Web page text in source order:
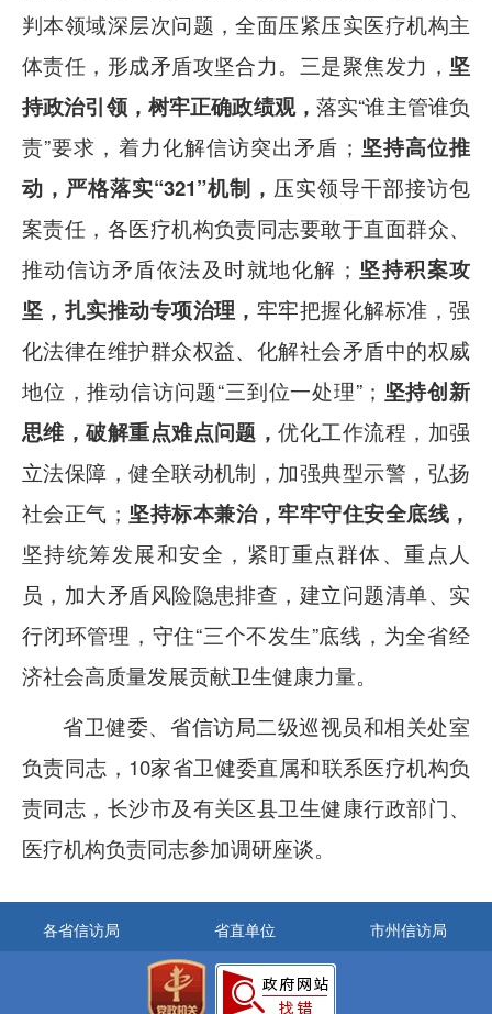
判本领域深层次问题，全面压紧压实医疗机构主
体责任，形成矛盾攻坚合力。三是聚焦发力， 坚
持政治引领，树牢正确政绩观， 落实“谁主管谁负
责”要求，着力化解信访突出矛盾； 坚持高位推
动，严格落实“321”机制， 压实领导干部接访包
案责任，各医疗机构负责同志要敢于直面群众、
推动信访矛盾依法及时就地化解； 坚持积案攻
坚，扎实推动专项治理， 牢牢把握化解标准，强
化法律在维护群众权益、化解社会矛盾中的权威
地位，推动信访问题“三到位一处理”； 坚持创新
思维，破解重点难点问题，优化工作流程，加强
立法保障，健全联动机制，加强典型示警，弘扬
社会正气； 坚持标本兼治，牢牢守住安全底线，
坚持统筹发展和安全，紧盯重点群体、重点人
员，加大矛盾风险隐患排查，建立问题清单、实
行闭环管理，守住“三个不发生”底线，为全省经
济社会高质量发展贡献卫生健康力量。
省卫健委、省信访局二级巡视员和相关处室
负责同志，10家省卫健委直属和联系医疗机构负
责同志，长沙市及有关区县卫生健康行政部门、
医疗机构负责同志参加调研座谈。
各省信访局 省直单位 市州信访局